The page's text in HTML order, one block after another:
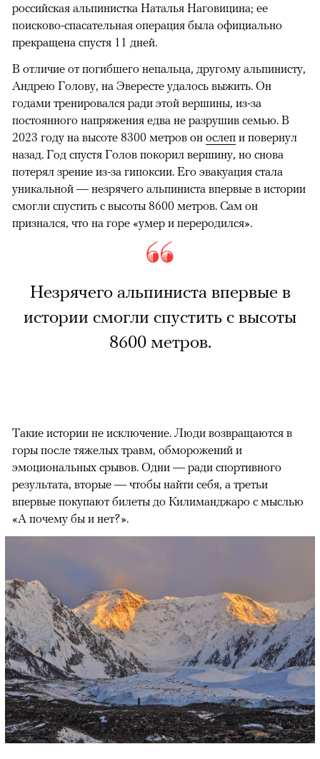
российская альпинистка Наталья Наговицина; ее
поисково-спасательная операция была официально
прекращена спустя 11 дней.
В отличие от погибшего непальца, другому альпинисту,
Андрею Голову, на Эвересте удалось выжить. Он
годами тренировался ради этой вершины, из-за
постоянного напряжения едва не разрушив семью. В
2023 году на высоте 8300 метров он ослеп и повернул
назад. Год спустя Голов покорил вершину, но снова
потерял зрение из-за гипоксии. Его эвакуация стала
уникальной — незрячего альпиниста впервые в истории
смогли спустить с высоты 8600 метров. Сам он
признался, что на горе «умер и переродился».
Незрячего альпиниста впервые в
истории смогли спустить с высоты
8600 метров.
Такие истории не исключение. Люди возвращаются в
горы после тяжелых травм, обморожений и
эмоциональных срывов. Одни — ради спортивного
результата, вторые — чтобы найти себя, а третьи
впервые покупают билеты до Килиманджаро с мыслью
«А почему бы и нет?».